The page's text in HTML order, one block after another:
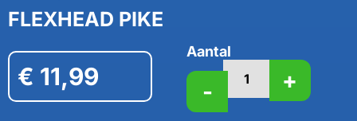
FLEXHEAD PIKE
€ 11,99
Aantal
- +